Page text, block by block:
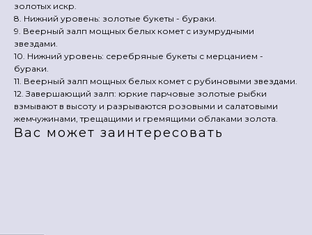
золотых искр.
8. Нижний уровень: золотые букеты - бураки.
9. Веерный залп мощных белых комет с изумрудными
звездами.
10. Нижний уровень: серебряные букеты с мерцанием -
бураки.
11. Веерный залп мощных белых комет с рубиновыми звездами.
12. Завершающий залп: юркие парчовые золотые рыбки
взмывают в высоту и разрываются розовыми и салатовыми
жемчужинами, трещащими и гремящими облаками золота.
Вас может заинтересовать